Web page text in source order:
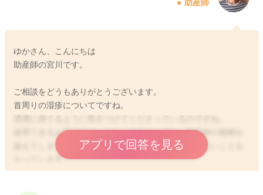
助産師
ゆかさん、こんにちは
助産師の宮川です。
ご相談をどうもありがとうございます。
首周りの湿疹についてですね。
清潔に保てるように気をつけてくださっているのですね。
使用できるお薬ですが、こちらのサイトでは、助産師の範疇を
超えてしまうことになるため薬の使用の明言ができないことも
なっています。
大変申し訳ありませんが薬局の薬剤師さんにご相談いただけた
アプリで回答を見る